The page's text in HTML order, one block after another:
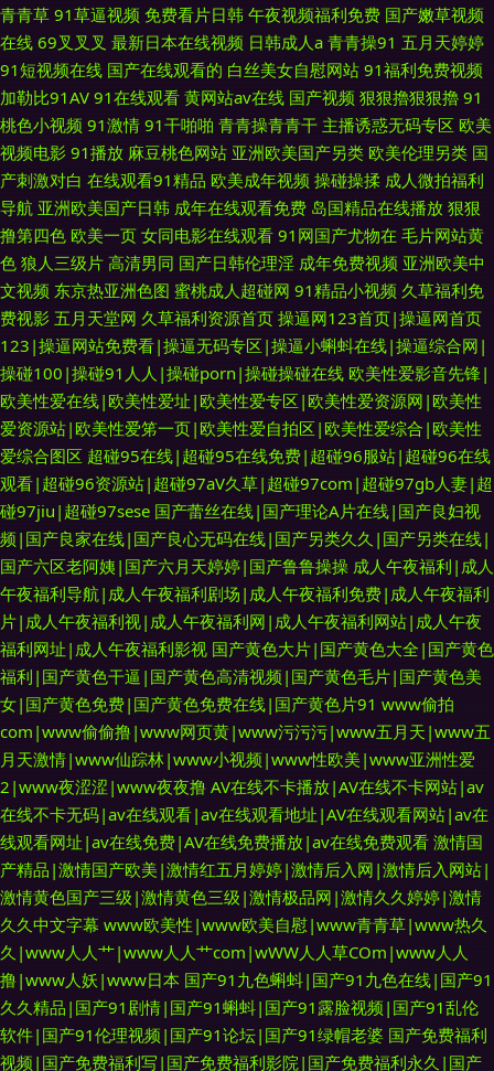
青青草 91草逼视频 免费看片日韩 午夜视频福利免费 国产嫩草视频
在线 69叉叉叉 最新日本在线视频 日韩成人a 青青操91 五月天婷婷
91短视频在线 国产在线观看的 白丝美女自慰网站 91福利免费视频
加勒比91AV 91在线观看 黄网站av在线 国产视频 狠狠擼狠狠擼 91
桃色小视频 91激情 91干啪啪 青青操青青干 主播诱惑无码专区 欧美
视频电影 91播放 麻豆桃色网站 亚洲欧美国产另类 欧美伦理另类 国
产刺激对白 在线观看91精品 欧美成年视频 操碰操揉 成人微拍福利
导航 亚洲欧美国产日韩 成年在线观看免费 岛国精品在线播放 狠狠
撸第四色 欧美一页 女同电影在线观看 91网国产尤物在 毛片网站黄
色 狼人三级片 高清男同 国产日韩伦理淫 成年免费视频 亚洲欧美中
文视频 东京热亚洲色图 蜜桃成人超碰网 91精品小视频 久草福利免
费视影 五月天堂网 久草福利资源首页 操逼网123首页|操逼网首页
123|操逼网站免费看|操逼无码专区|操逼小蝌蚪在线|操逼综合网|
操碰100|操碰91人人|操碰porn|操碰操碰在线 欧美性爱影音先锋|
欧美性爱在线|欧美性爱址|欧美性爱专区|欧美性爱资源网|欧美性
爱资源站|欧美性爱笫一页|欧美性爱自拍区|欧美性爱综合|欧美性
爱综合图区 超碰95在线|超碰95在线免费|超碰96服站|超碰96在线
观看|超碰96资源站|超碰97aV久草|超碰97com|超碰97gb人妻|超
碰97jiu|超碰97sese 国产蕾丝在线|国产理论A片在线|国产良妇视
频|国产良家在线|国产良心无码在线|国产另类久久|国产另类在线|
国产六区老阿姨|国产六月天婷婷|国产鲁鲁操操 成人午夜福利|成人
午夜福利导航|成人午夜福利剧场|成人午夜福利免费|成人午夜福利
片|成人午夜福利视|成人午夜福利网|成人午夜福利网站|成人午夜
福利网址|成人午夜福利影视 国产黄色大片|国产黄色大全|国产黄色
福利|国产黄色干逼|国产黄色高清视频|国产黄色毛片|国产黄色美
女|国产黄色免费|国产黄色免费在线|国产黄色片91 www偷拍
com|www偷偷撸|www网页黄|www污污污|www五月天|www五
月天激情|www仙踪林|www小视频|www性欧美|www亚洲性爱
2|www夜涩涩|www夜夜撸 AV在线不卡播放|AV在线不卡网站|av
在线不卡无码|av在线观看|av在线观看地址|AV在线观看网站|av在
线观看网址|av在线免费|AV在线免费播放|av在线免费观看 激情国
产精品|激情国产欧美|激情红五月婷婷|激情后入网|激情后入网站|
激情黄色国产三级|激情黄色三级|激情极品网|激情久久婷婷|激情
久久中文字幕 www欧美性|www欧美自慰|www青青草|www热久
久|www人人艹|www人人艹com|wWW人人草COm|www人人
撸|www人妖|www日本 国产91九色蝌蚪|国产91九色在线|国产91
久久精品|国产91剧情|国产91蝌蚪|国产91露脸视频|国产91乱伦
软件|国产91伦理视频|国产91论坛|国产91绿帽老婆 国产免费福利
视频|国产免费福利写|国产免费福利影院|国产免费福利永久|国产